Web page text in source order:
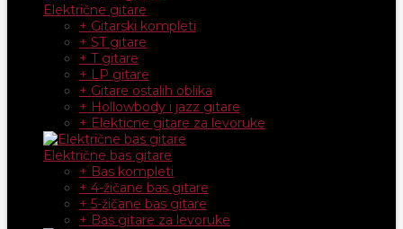
Električne gitare
+ Gitarski kompleti
+ ST gitare
+ T gitare
+ LP gitare
+ Gitare ostalih oblika
+ Hollowbody i jazz gitare
+ Elekticne gitare za levoruke
Električne bas gitare
+ Bas kompleti
+ 4-žičane bas gitare
+ 5-žičane bas gitare
+ Bas gitare za levoruke